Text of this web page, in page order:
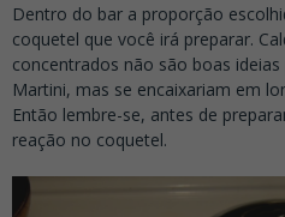
Dentro do bar a proporção
coquetel que você irá preparar.
concentrados não são boas
Martini, mas se encaixariam em
Então lembre-se, antes de
reação no coquetel.